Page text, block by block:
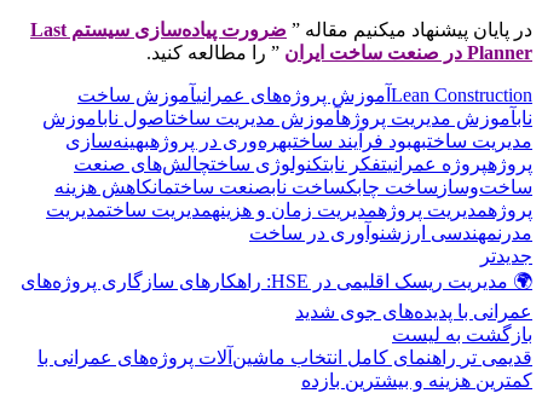
در پایان پیشنهاد میکنیم مقاله ”
ضرورت پیاده‌سازی سیستم Last
Planner در صنعت ساخت ایران
” را مطالعه کنید.
Lean Construction آموزش پروژه‌های عمرانیآموزش ساخت
نابآموزش مدیریت پروژهآموزش مدیریت ساختاصول ناباموزش
مدیریت ساختبهبود فرآیند ساختبهره‌وری در پروژهبهینه‌سازی
پروژهپروژه عمرانیتفکر نابتکنولوژی ساختچالش‌های صنعت
ساخت‌وساز ساخت چابکساخت نابصنعت ساختمانکاهش هزینه
پروژهمدیریت پروژهمدیریت زمان و هزینهمدیریت ساختمدیریت
مدرنمهندسی ارزشنوآوری در ساخت
جدیدتر
🌍 مدیریت ریسک اقلیمی در HSE: راهکارهای سازگاری پروژه‌های
عمرانی با پدیده‌های جوی شدید
بازگشت به لیست
قدیمی تر راهنمای کامل انتخاب ماشین‌آلات پروژه‌های عمرانی با
کمترین هزینه و بیشترین بازده